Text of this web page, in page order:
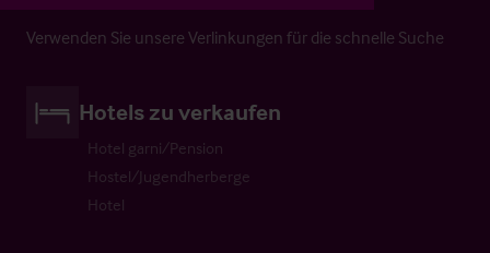
Verwenden Sie unsere Verlinkungen für die schnelle Suche
Hotels zu verkaufen
Hotel garni/Pension
Hostel/Jugendherberge
Hotel